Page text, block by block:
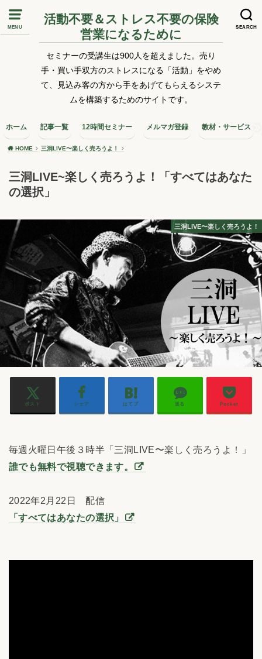
MENU SEARCH
活動不要＆ストレス不要の保険
営業になるために
セミナーの受講生は900人を超えました。売り
手・買い手双方のストレスになる「活動」をやめ
て、見込み客の方から手をあげてもらえるシステ
ムを構築するためのサイトです。
ホーム 記事一覧 12時間セミナー メルマガ登録 教材・サービス
HOME 三洞LIVE〜楽しく売ろうよ！
三洞LIVE~楽しく売ろうよ！「すべてはあなた
の選択」
三洞LIVE〜楽しく売ろうよ！
ポスト シェア はてブ 送る Pocket
毎週火曜日午後３時半「三洞LIVE〜楽しく売ろうよ！」
誰でも無料で視聴できます。
2022年2月22日 配信
「すべてはあなたの選択」